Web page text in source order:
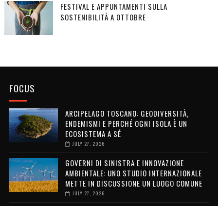
FESTIVAL E APPUNTAMENTI SULLA
SOSTENIBILITÀ A OTTOBRE
FOCUS
ARCIPELAGO TOSCANO: GEODIVERSITÀ,
ENDEMISMI E PERCHÉ OGNI ISOLA È UN
ECOSISTEMA A SÉ
JULY 27, 2026
GOVERNI DI SINISTRA E INNOVAZIONE
AMBIENTALE: UNO STUDIO INTERNAZIONALE
METTE IN DISCUSSIONE UN LUOGO COMUNE
JULY 27, 2026